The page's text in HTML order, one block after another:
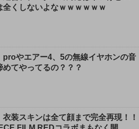
全くしないよなｗｗｗｗｗｗ
proやエアー4、5の無線イヤホンの音
めてやってるの？？？
衣装スキンは全て顔まで完全再現！！